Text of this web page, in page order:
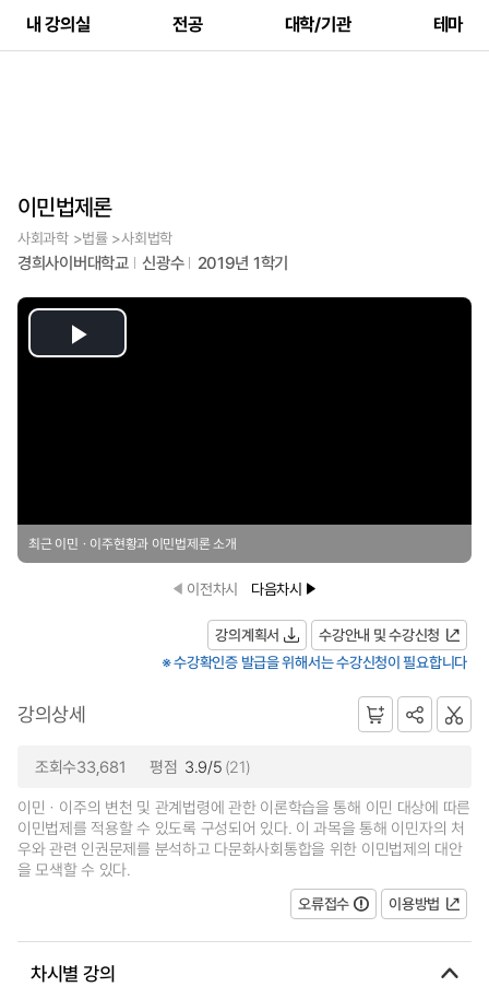
내 강의실 전공 대학/기관 테마
이민법제론
사회과학 >법률 >사회법학
경희사이버대학교 신광수 2019년 1학기
Play
최근 이민ㆍ이주현황과 이민법제론 소개
이전차시 다음차시
강의계획서
수강안내 및 수강신청
※ 수강확인증 발급을 위해서는 수강신청이 필요합니다
강의상세
조회수33,681 평점 3.9/5 (21)
이민ㆍ이주의 변천 및 관계법령에 관한 이론학습을 통해 이민 대상에 따른
이민법제를 적용할 수 있도록 구성되어 있다. 이 과목을 통해 이민자의 처
우와 관련 인권문제를 분석하고 다문화사회통합을 위한 이민법제의 대안
을 모색할 수 있다.
오류접수
이용방법
차시별 강의